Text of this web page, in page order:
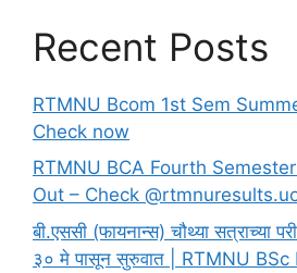
Recent Posts
RTMNU Bcom 1st Sem
Check now
RTMNU BCA Fourth
Out – Check
बी.एससी (फायनान्स) चौथ्या सत्राच्या
३० मे पासून सुरुवात | RTMNU